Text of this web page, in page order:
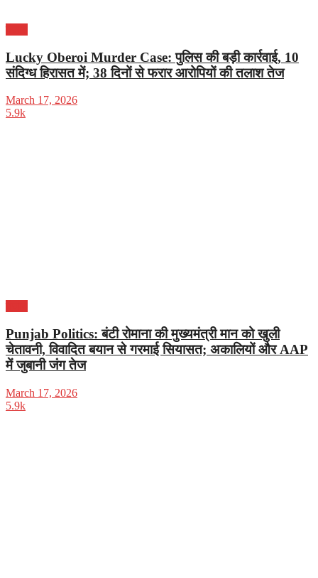
Lucky Oberoi Murder Case: पुलिस की बड़ी कार्रवाई, 10
संदिग्ध हिरासत में; 38 दिनों से फरार आरोपियों की तलाश तेज
March 17, 2026
5.9k
Punjab Politics: बंटी रोमाना की मुख्यमंत्री मान को खुली
चेतावनी, विवादित बयान से गरमाई सियासत; अकालियों और AAP
में जुबानी जंग तेज
March 17, 2026
5.9k